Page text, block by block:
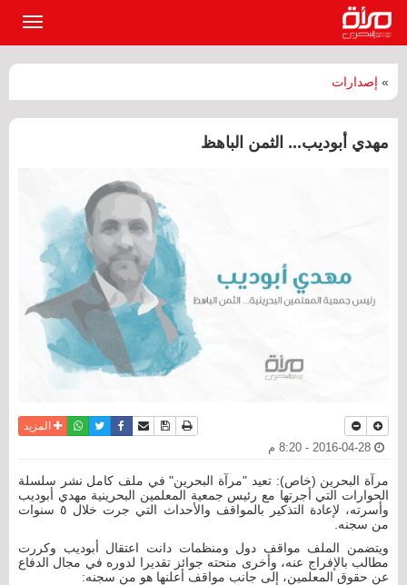
» إصدارات
مهدي أبوديب... الثمن الباهظ
نسخة للطباعة
حفظ الموضوع
أرسل الى صديق
فيسبوكتويترواتسابالمزيد
مرآة البحرين (خاص): تعيد "مرآة البحرين" في ملف كامل نشر سلسلة
الحوارات التي أجرتها مع رئيس جمعية المعلمين البحرينية مهدي أبوديب
وأسرته، لإعادة التذكير بالمواقف والأحداث التي جرت خلال ٥ سنوات
من سجنه.
ويتضمن الملف مواقف دول ومنظمات دانت اعتقال أبوديب وكررت
مطالب بالإفراج عنه، وأخرى منحته جوائز تقديرا لدوره في مجال الدفاع
عن حقوق المعلمين، إلى جانب مواقف أعلنها هو من سجنه: